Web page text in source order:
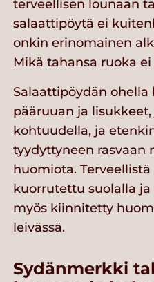
terveellisen lounaan
salaattipöytä ei
onkin erinomainen
Mikä tahansa ruoka
Salaattipöydän ohella
pääruuan ja lisukkeet,
kohtuudella, ja
tyydyttyneen rasvaan
huomiota.
kuorrutettu suolalla
myös kiinnitetty
leivässä.
Sydänmerkki